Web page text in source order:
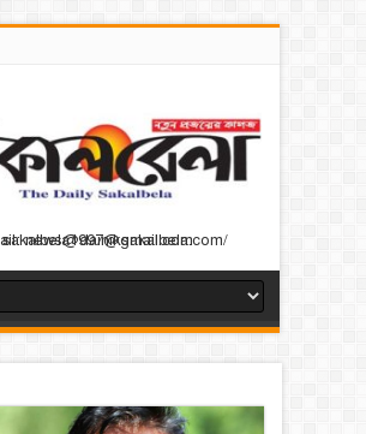
E- mail: news@dainiksakalbela.com/ sakalbela1997@gmail.com